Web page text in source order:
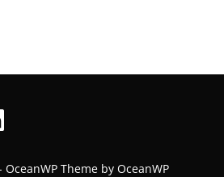
Theme by OceanWP